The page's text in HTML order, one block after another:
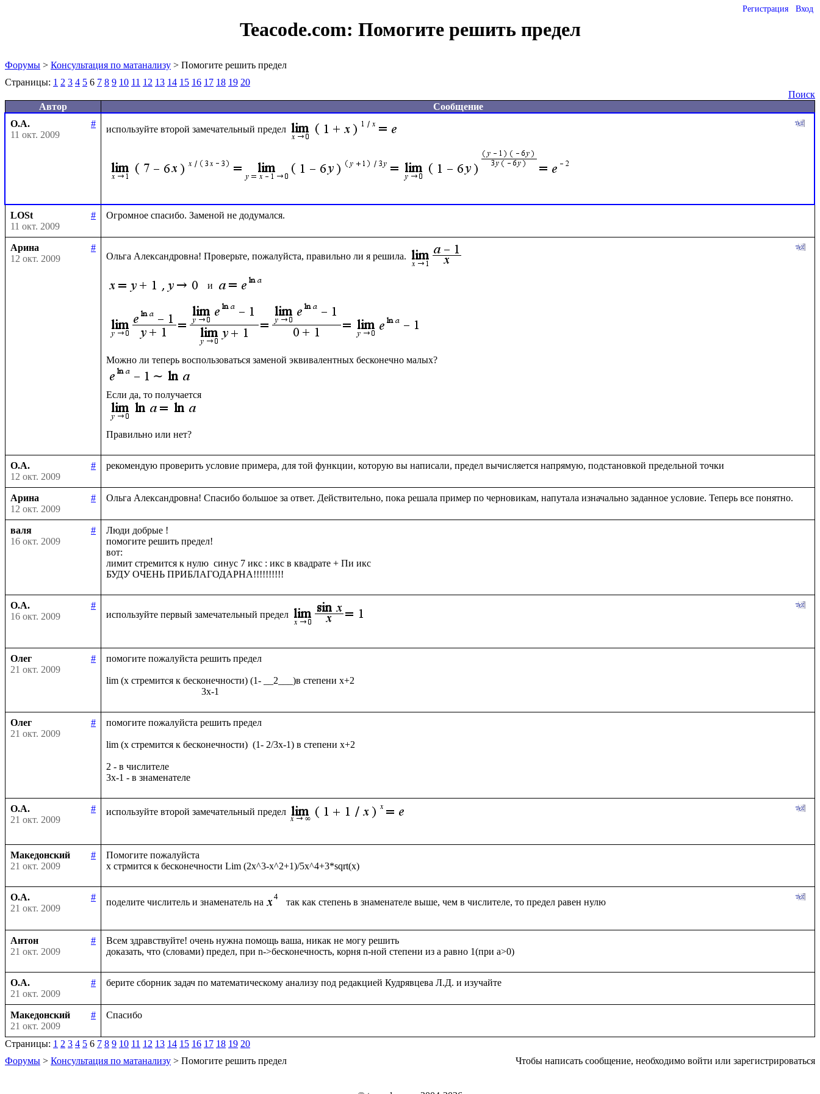
Регистрация Вход
Teacode.com: Помогите решить предел
Форумы > Консультация по матанализу > Помогите решить предел
Страницы: 1 2 3 4 5 6 7 8 9 10 11 12 13 14 15 16 17 18 19 20
Поиск
Автор
Сообщение
О.А.
#
11 окт. 2009
используйте второй замечательный предел
LOSt
#
11 окт. 2009
Арина
#
12 окт. 2009
Ольга Александровна! Проверьте, пожалуйста, правильно ли я решила.
и
О.А.
#
12 окт. 2009
Арина
#
12 окт. 2009
валя
#
16 окт. 2009
Люди добрые !
помогите решить предел!
вот:
лимит стремится к нулю  синус 7 икс : икс в квадрате + Пи икс
О.А.
#
16 окт. 2009
используйте первый замечательный предел
Олег
#
21 окт. 2009
помогите пожалуйста решить предел
lim (x стремится к бесконечности) (1- __2___)в степени x+2
Олег
#
21 окт. 2009
помогите пожалуйста решить предел
lim (x стремится к бесконечности)  (1- 2/3x-1) в степени x+2
2 - в числителе
О.А.
#
21 окт. 2009
используйте второй замечательный предел
Македонский
#
21 окт. 2009
Помогите пожалуйста
О.А.
#
21 окт. 2009
поделите числитель и знаменатель на
Антон
#
21 окт. 2009
Всем здравствуйте! очень нужна помощь ваша, никак не могу решить
О.А.
#
21 окт. 2009
Македонский
#
21 окт. 2009
Страницы: 1 2 3 4 5 6 7 8 9 10 11 12 13 14 15 16 17 18 19 20
Форумы > Консультация по матанализу > Помогите решить предел Чтобы написать сообщение, необходимо войти или зарегистрироваться